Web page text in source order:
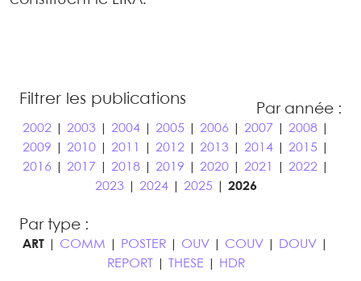
Filtrer les publications
Par année :
2002| 2003| 2004| 2005| 2006 2007 2008|
2009
2010| 2011 2012| 2013| 2014| 2015|
2016
2017 2018| 2019 2020| 2021 2022|
2023| 2024| 2025| 2026
Par type :
ART COMM POSTER OUV COUV DOUV
REPORT
THESE HDR